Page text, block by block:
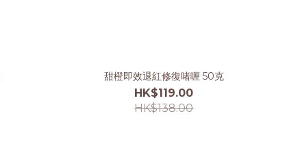
甜橙即效退紅修復啫喱 50克
HK$119.00
HK$138.00